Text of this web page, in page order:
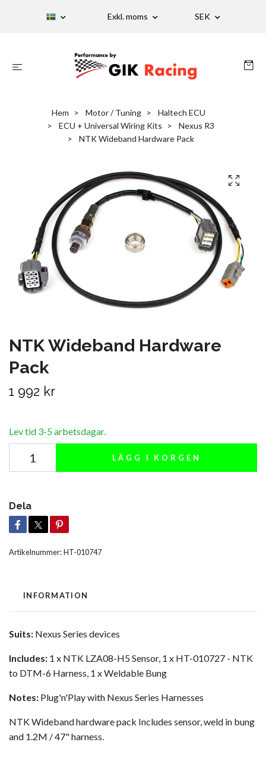
Exkl. moms SEK
Hem Motor / Tuning
Haltech ECU
ECU + Universal Wiring Kits
Nexus R3
NTK Wideband Hardware Pack
NTK Wideband Hardware
Pack
1 992 kr
Lev tid 3-5 arbetsdagar.
LÄGG I KORGEN
Dela
Artikelnummer:HT-010747
INFORMATION
Suits: Nexus Series devices
Includes: 1 x NTK LZA08-H5 Sensor, 1 x HT-010727 - NTK
to DTM-6 Harness, 1 x Weldable Bung
Notes: Plug'n'Play with Nexus Series Harnesses
NTK Wideband hardware pack Includes sensor, weld in bung
and 1.2M / 47" harness.